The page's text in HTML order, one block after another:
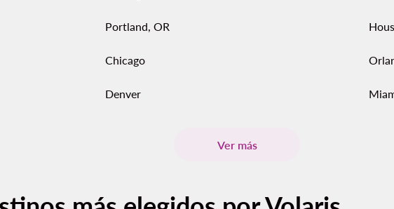
Portland, OR
Chicago
Denver
Ver más